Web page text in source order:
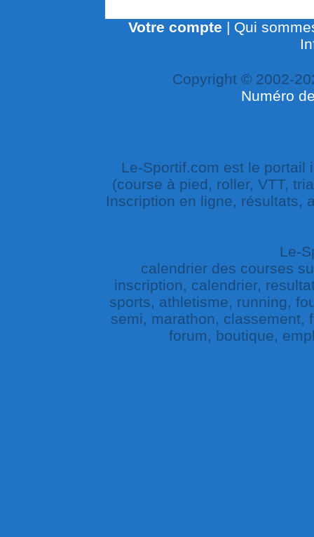
Votre compte | Qui
Copyright © 2002-
Numéro
Le-Sportif.com est le portail
(course à pied, roller, VTT,
Inscription en ligne, résultats,
Le-
calendrier des courses
inscription, calendrier,
sports, athletisme, running,
semi, marathon, classement,
forum, boutique,